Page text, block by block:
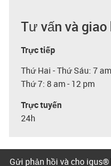
Tư vấn và giao
Trực tiếp
Thứ Hai - Thứ Sáu: 7
Thứ 7: 8 am - 12 pm
Trực tuyến
24h
Gửi phản hồi và cho